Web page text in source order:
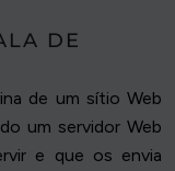
DE
de um sítio Web
um servidor Web
e que os envia